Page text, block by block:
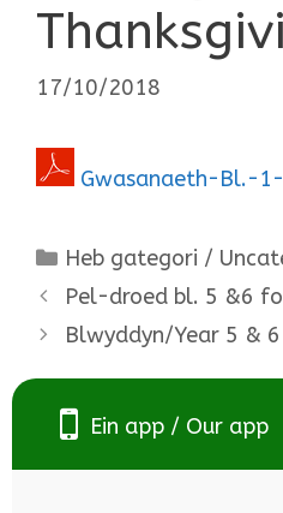
17/10/2018
Gwasanaeth-Bl.-
Categories
Heb gategori /
Pel-droed bl. 5 &6
Blwyddyn/Year 5 & 6
Ein app / Our app